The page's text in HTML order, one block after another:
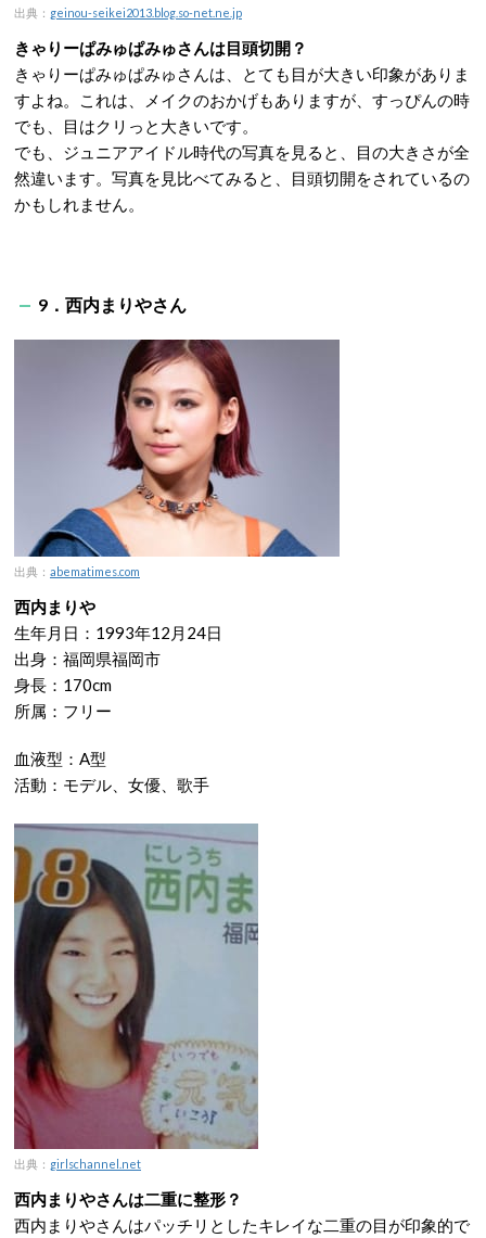
出典： geinou-seikei2013.blog.so-net.ne.jp
きゃりーぱみゅぱみゅさんは目頭切開？
きゃりーぱみゅぱみゅさんは、とても目が大きい印象がありま
すよね。これは、メイクのおかげもありますが、すっぴんの時
でも、目はクリっと大きいです。
でも、ジュニアアイドル時代の写真を見ると、目の大きさが全
然違います。写真を見比べてみると、目頭切開をされているの
かもしれません。
9．西内まりやさん
出典： abematimes.com
西内まりや
生年月日：1993年12月24日
出身：福岡県福岡市
身長：170cm
所属：フリー
血液型：A型
活動：モデル、女優、歌手
出典： girlschannel.net
西内まりやさんは二重に整形？
西内まりやさんはパッチリとしたキレイな二重の目が印象的で